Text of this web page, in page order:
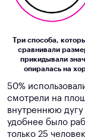
Три способа,
сравнивали
прикидывали
опиралась на
50%
смотрели на
внутреннюю дугу
удобнее было
только 25